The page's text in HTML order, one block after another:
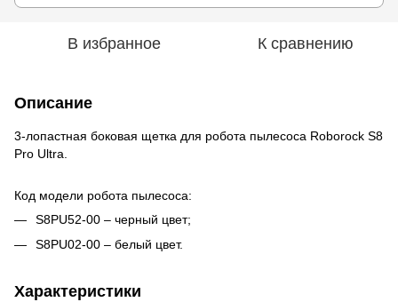
В избранное К сравнению
Описание
3-лопастная боковая щетка для робота пылесоса Roborock S8
Pro Ultra.
Код модели робота пылесоса:
S8PU52-00 – черный цвет;
S8PU02-00 – белый цвет.
Характеристики